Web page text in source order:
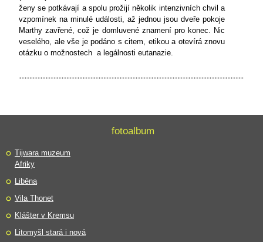
ženy se potkávají a spolu prožijí několik intenzivních chvil a
vzpomínek na minulé události, až jednou jsou dveře pokoje
Marthy zavřené, což je domluvené znamení pro konec. Nic
veselého, ale vše je podáno s citem, etikou a otevírá znovu
otázku o možnostech a legálnosti eutanazie.
fotoalbum
Tijwara muzeum
Afriky
Liběna
Vila Thonet
Klášter v Kremsu
Litomyšl stará i nová